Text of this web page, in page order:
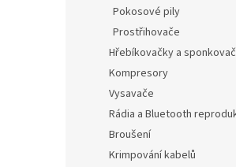
Pokosové pily
Prostřihovače
Hřebíkovačky a
Kompresory
Vysavače
Rádia a Bluetooth
Broušení
Krimpování kabelů